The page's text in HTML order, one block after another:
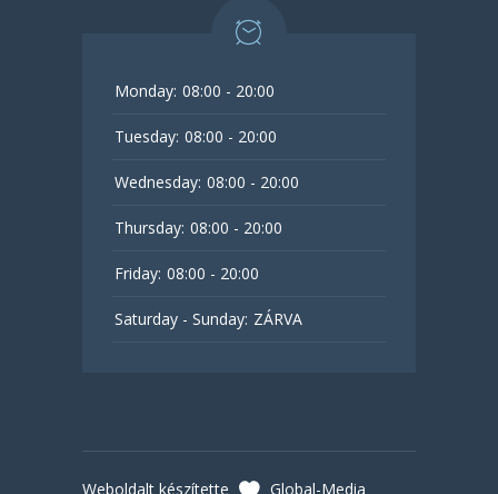
Monday: 08:00 - 20:00
Tuesday: 08:00 - 20:00
Wednesday: 08:00 - 20:00
Thursday: 08:00 - 20:00
Friday: 08:00 - 20:00
Saturday - Sunday: ZÁRVA
Weboldalt készítette Global-Media